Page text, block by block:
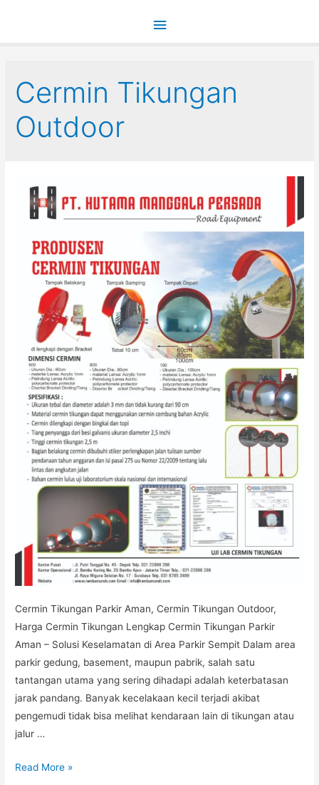
Main
Cermin Tikungan
Outdoor
Cermin Tikungan Parkir Aman, Cermin Tikungan Outdoor,
Harga Cermin Tikungan Lengkap Cermin Tikungan Parkir
Aman – Solusi Keselamatan di Area Parkir Sempit Dalam area
parkir gedung, basement, maupun pabrik, salah satu
tantangan utama yang sering dihadapi adalah keterbatasan
jarak pandang. Banyak kecelakaan kecil terjadi akibat
pengemudi tidak bisa melihat kendaraan lain di tikungan atau
jalur …
Cermin
Read More »